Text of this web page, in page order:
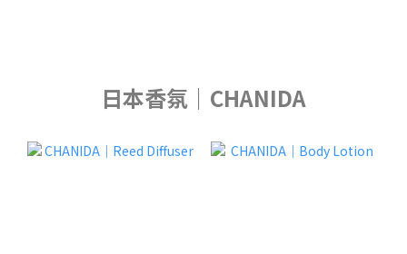
日本香氛｜CHANIDA